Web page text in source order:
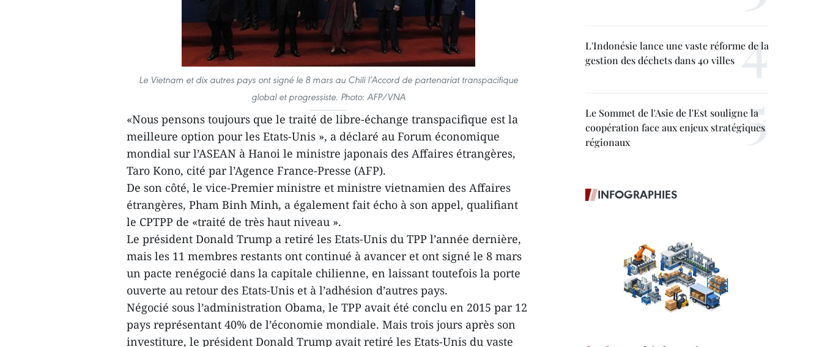
Le Vietnam et dix autres pays ont signé le 8 mars au Chili l’Accord de partenariat transpacifique
global et progressiste. Photo: AFP/VNA
«Nous pensons toujours que le traité de libre-échange transpacifique est la
meilleure option pour les Etats-Unis », a déclaré au Forum économique
mondial sur l’ASEAN à Hanoi le ministre japonais des Affaires étrangères,
Taro Kono, cité par l’Agence France-Presse (AFP).
De son côté, le vice-Premier ministre et ministre vietnamien des Affaires
étrangères, Pham Binh Minh, a également fait écho à son appel, qualifiant
le CPTPP de «traité de très haut niveau ».
Le président Donald Trump a retiré les Etats-Unis du TPP l’année dernière,
mais les 11 membres restants ont continué à avancer et ont signé le 8 mars
un pacte renégocié dans la capitale chilienne, en laissant toutefois la porte
ouverte au retour des Etats-Unis et à l’adhésion d’autres pays.
Négocié sous l’administration Obama, le TPP avait été conclu en 2015 par 12
pays représentant 40% de l’économie mondiale. Mais trois jours après son
investiture, le président Donald Trump avait retiré les Etats-Unis du vaste
L'Indonésie lance une vaste réforme de la
gestion des déchets dans 40 villes
Le Sommet de l'Asie de l'Est souligne la
coopération face aux enjeux stratégiques
régionaux
INFOGRAPHIES